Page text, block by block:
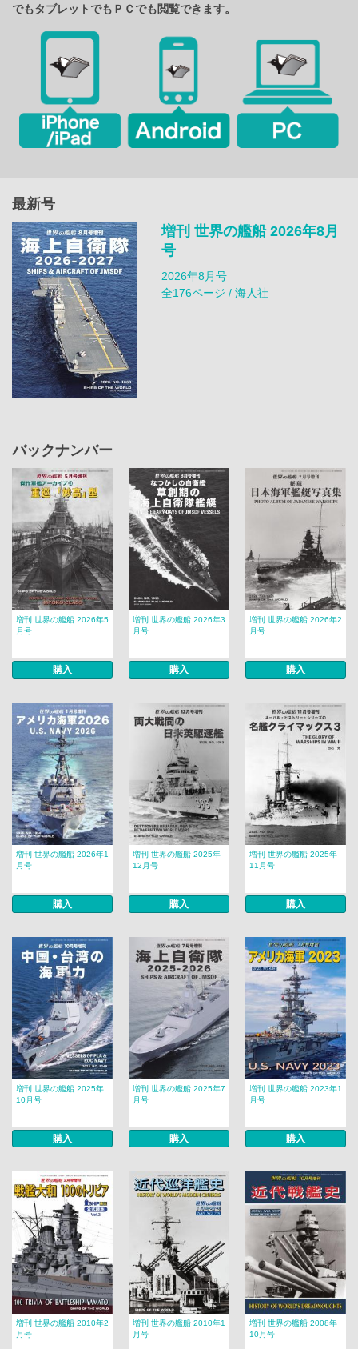
でもタブレットでもＰＣでも閲覧できます。
最新号
増刊 世界の艦船 2026年8月
号
2026年8月号
全176ページ / 海人社
バックナンバー
増刊 世界の艦船 2026年5
月号
購入
増刊 世界の艦船 2026年3
月号
購入
増刊 世界の艦船 2026年2
月号
購入
増刊 世界の艦船 2026年1
月号
購入
増刊 世界の艦船 2025年
12月号
購入
増刊 世界の艦船 2025年
11月号
購入
増刊 世界の艦船 2025年
10月号
購入
増刊 世界の艦船 2025年7
月号
購入
増刊 世界の艦船 2023年1
月号
購入
増刊 世界の艦船 2010年2
月号
増刊 世界の艦船 2010年1
月号
増刊 世界の艦船 2008年
10月号